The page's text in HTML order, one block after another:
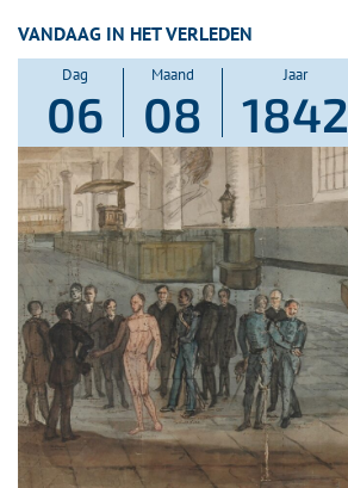
VANDAAG IN HET VERLEDEN
Dag
06
Maand
08
Jaar
1842